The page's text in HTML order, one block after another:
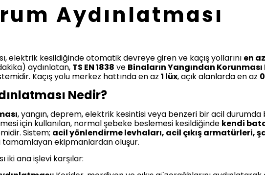
Aydınlatması
elektrik kesildiğinde otomatik devreye giren ve kaçış yollarını en
aydınlatan, TS EN 1838 ve Binaların Yangından
Kaçış yolu merkez hattında en az 1 lüx, açık alanlarda en az
Nedir?
, yangın, deprem, elektrik kesintisi veya benzeri bir acil durumda
için kullanılan, normal şebeke beslemesi kesildiğinde kendi
Sistem; acil yönlendirme levhaları, acil çıkış armatürleri,
tamamlayan ekipmanlardan oluşur.
iki ana işlevi karşılar: